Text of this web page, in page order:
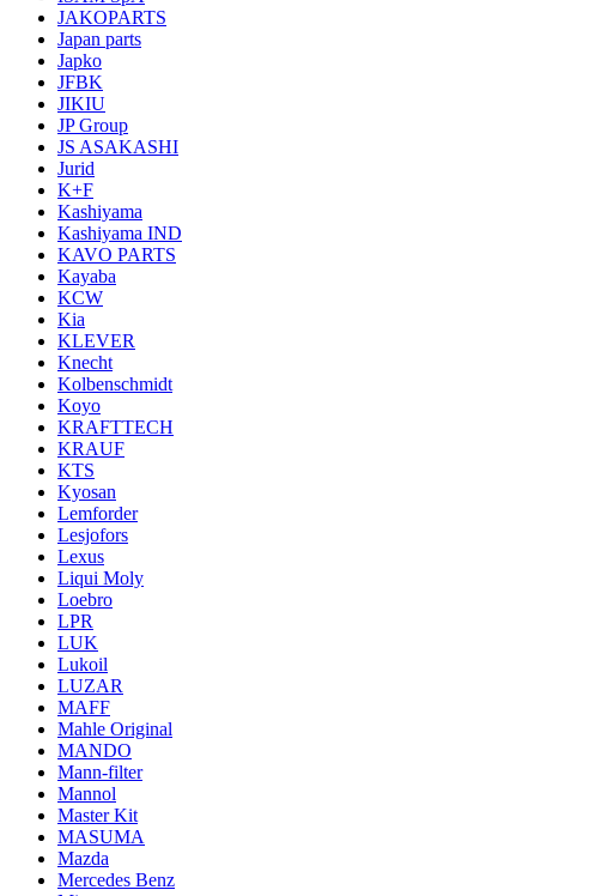
JAKOPARTS
Japan parts
Japko
JFBK
JIKIU
JP Group
JS ASAKASHI
Jurid
K+F
Kashiyama
Kashiyama IND
KAVO PARTS
Kayaba
KCW
Kia
KLEVER
Knecht
Kolbenschmidt
Koyo
KRAFTTECH
KRAUF
KTS
Kyosan
Lemforder
Lesjofors
Lexus
Liqui Moly
Loebro
LPR
LUK
Lukoil
LUZAR
MAFF
Mahle Original
MANDO
Mann-filter
Mannol
Master Kit
MASUMA
Mazda
Mercedes Benz